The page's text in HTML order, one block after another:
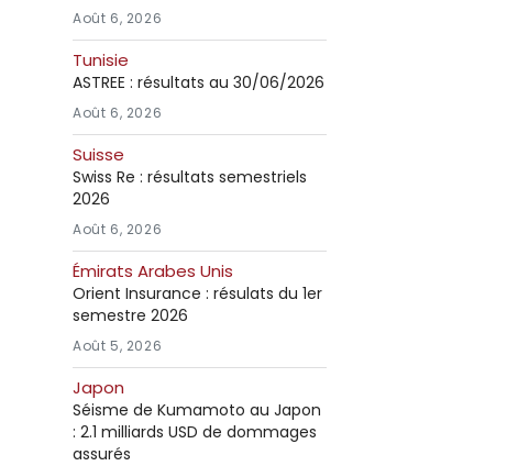
Août 6, 2026
Tunisie
ASTREE : résultats au 30/06/2026
Août 6, 2026
Suisse
Swiss Re : résultats semestriels
2026
Août 6, 2026
Émirats Arabes Unis
Orient Insurance : résulats du 1er
semestre 2026
Août 5, 2026
Japon
Séisme de Kumamoto au Japon
: 2.1 milliards USD de dommages
assurés